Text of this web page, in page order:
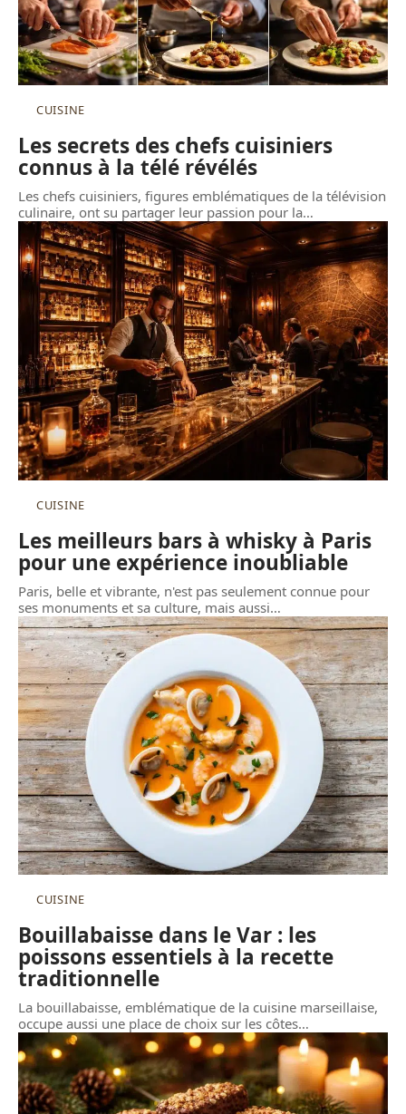
CUISINE
Les secrets des chefs cuisiniers
connus à la télé révélés
Les chefs cuisiniers, figures emblématiques de la télévision
culinaire, ont su partager leur passion pour la…
CUISINE
Les meilleurs bars à whisky à Paris
pour une expérience inoubliable
Paris, belle et vibrante, n'est pas seulement connue pour
ses monuments et sa culture, mais aussi…
CUISINE
Bouillabaisse dans le Var : les
poissons essentiels à la recette
traditionnelle
La bouillabaisse, emblématique de la cuisine marseillaise,
occupe aussi une place de choix sur les côtes…